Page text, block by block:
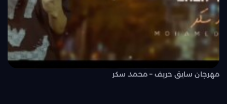
مهرجان سايق حريف – محمد سكر